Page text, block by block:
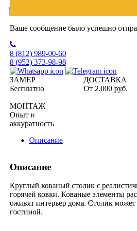
Ваше сообщение было успешно
8 (812) 989-00-60
8 (952) 373-98-98
ЗАМЕР
Бесплатно
ДОСТАВКА
От 2.000 руб.
МОНТАЖ
Опыт и
аккуратность
Описание
Описание
Круглый кованый столик с
горячей ковки. Кованые элементы
оживят интерьер дома. Столик может
гостиной.